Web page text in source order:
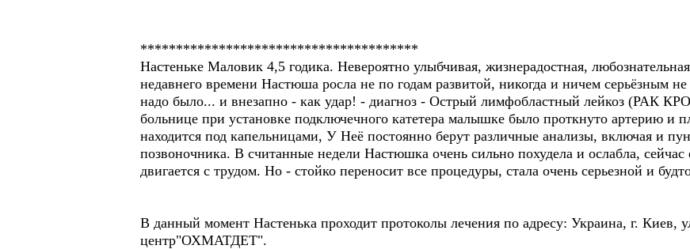
***************************************
Настеньке Маловик 4,5 годика. Невероятно улыбчивая, жизнерадостная,
недавнего времени Настюша росла не по годам развитой, никогда и ничем серьёзным не
надо было... и внезапно - как удар! - диагноз - Острый лимфобластный лейкоз (РАК
больнице при установке подключечного катетера малышке было проткнуто артерию и
находится под капельницами, У Неё постоянно берут различные анализы, включая и
позвоночника. В считанные недели Настюшка очень сильно похудела и ослабла,
двигается с трудом. Но - стойко переносит все процедуры, стала очень серьезной и
В данный момент Настенька проходит протоколы лечения по адресу: Украина, г. Киев,
центр"ОХМАТДЕТ".